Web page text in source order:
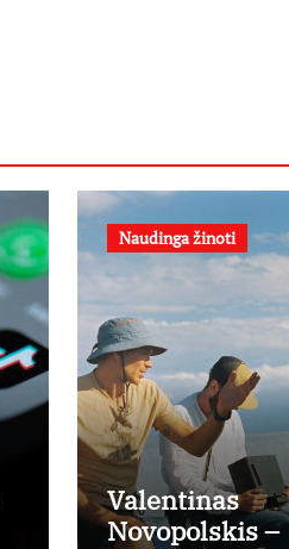
Naudinga žinoti
Valentinas
Novopolskis –